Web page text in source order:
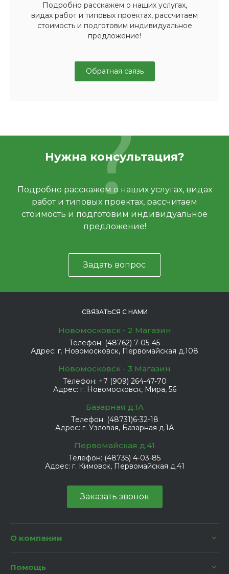
Подробно расскажем о наших услугах,
видах работ и типовых проектах, рассчитаем
стоимость и подготовим индивидуальное
предложение!
Обратная связь
Нужна консультация?
Подробно расскажем о наших услугах, видах
работ и типовых проектах, рассчитаем
стоимость и подготовим индивидуальное
предложение!
Задать вопрос
СВЯЗАТЬСЯ С НАМИ
Новомосковск - 2 Магазин
Телефон: (48762) 7-05-45
Адрес: г. Новомосковск, Первомайская д.108
Новомосковск - 3 Магазин
Телефон: +7 (909) 264-47-70
Адрес: г. Новомосковск, Мира, 56
Базарная д.1А
Телефон: (48731)6-32-18
Адрес: г. Узловая, Базарная д.1А
Первомайская д.41
Телефон: (48735) 4-03-85
Адрес: г. Кимовск, Первомайская д.41
Заказать звонок
О компании
Помощь